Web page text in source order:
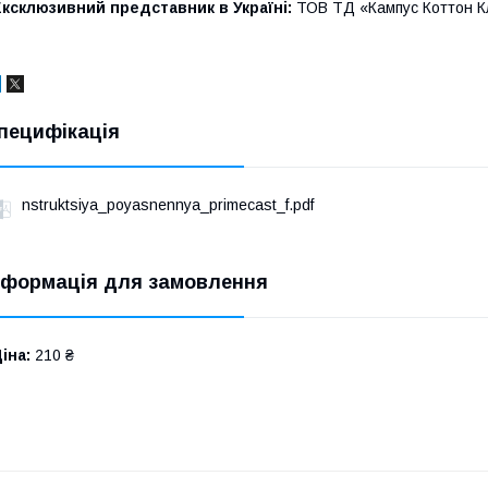
представник в Україні: ТОВ ТД «Кампус Коттон
nstruktsiya_poyasnennya_primecast_f.pdf
для замовлення
210 ₴